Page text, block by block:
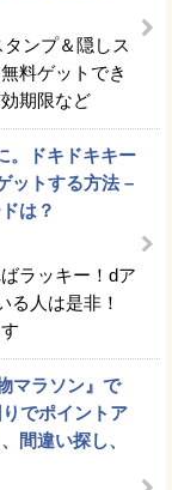
ンプ＆隠しス
料ゲットでき
期限など
。ドキドキキー
ットする方法 –
は？
ラッキー！dア
る人は是非！
マラソン』で
でポイントア
間違い探し、